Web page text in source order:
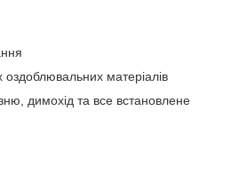
оздоблювальних матеріалів
димохід та все встановлене